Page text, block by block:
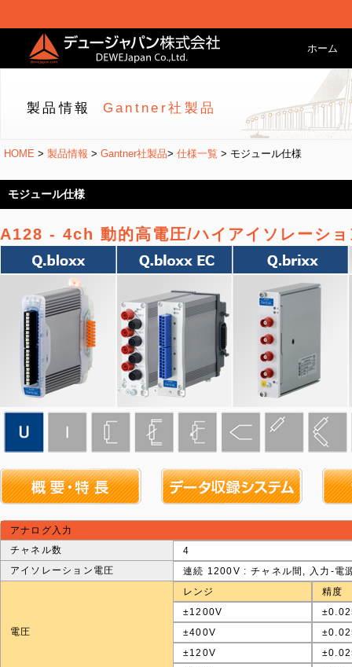
ホーム
製品情報 Gantner社製品
HOME > 製品情報 > Gantner社製品> 仕様一覧 > モジュール仕様
モジュール仕様
A128 - 4ch 動的高電圧/ハイアイソレーショ
アナログ入力
チャネル数
4
アイソレーション電圧
連続 1200V : チャネル間, 入力-電
電圧
レンジ
精度
±1200V
±400V
±120V